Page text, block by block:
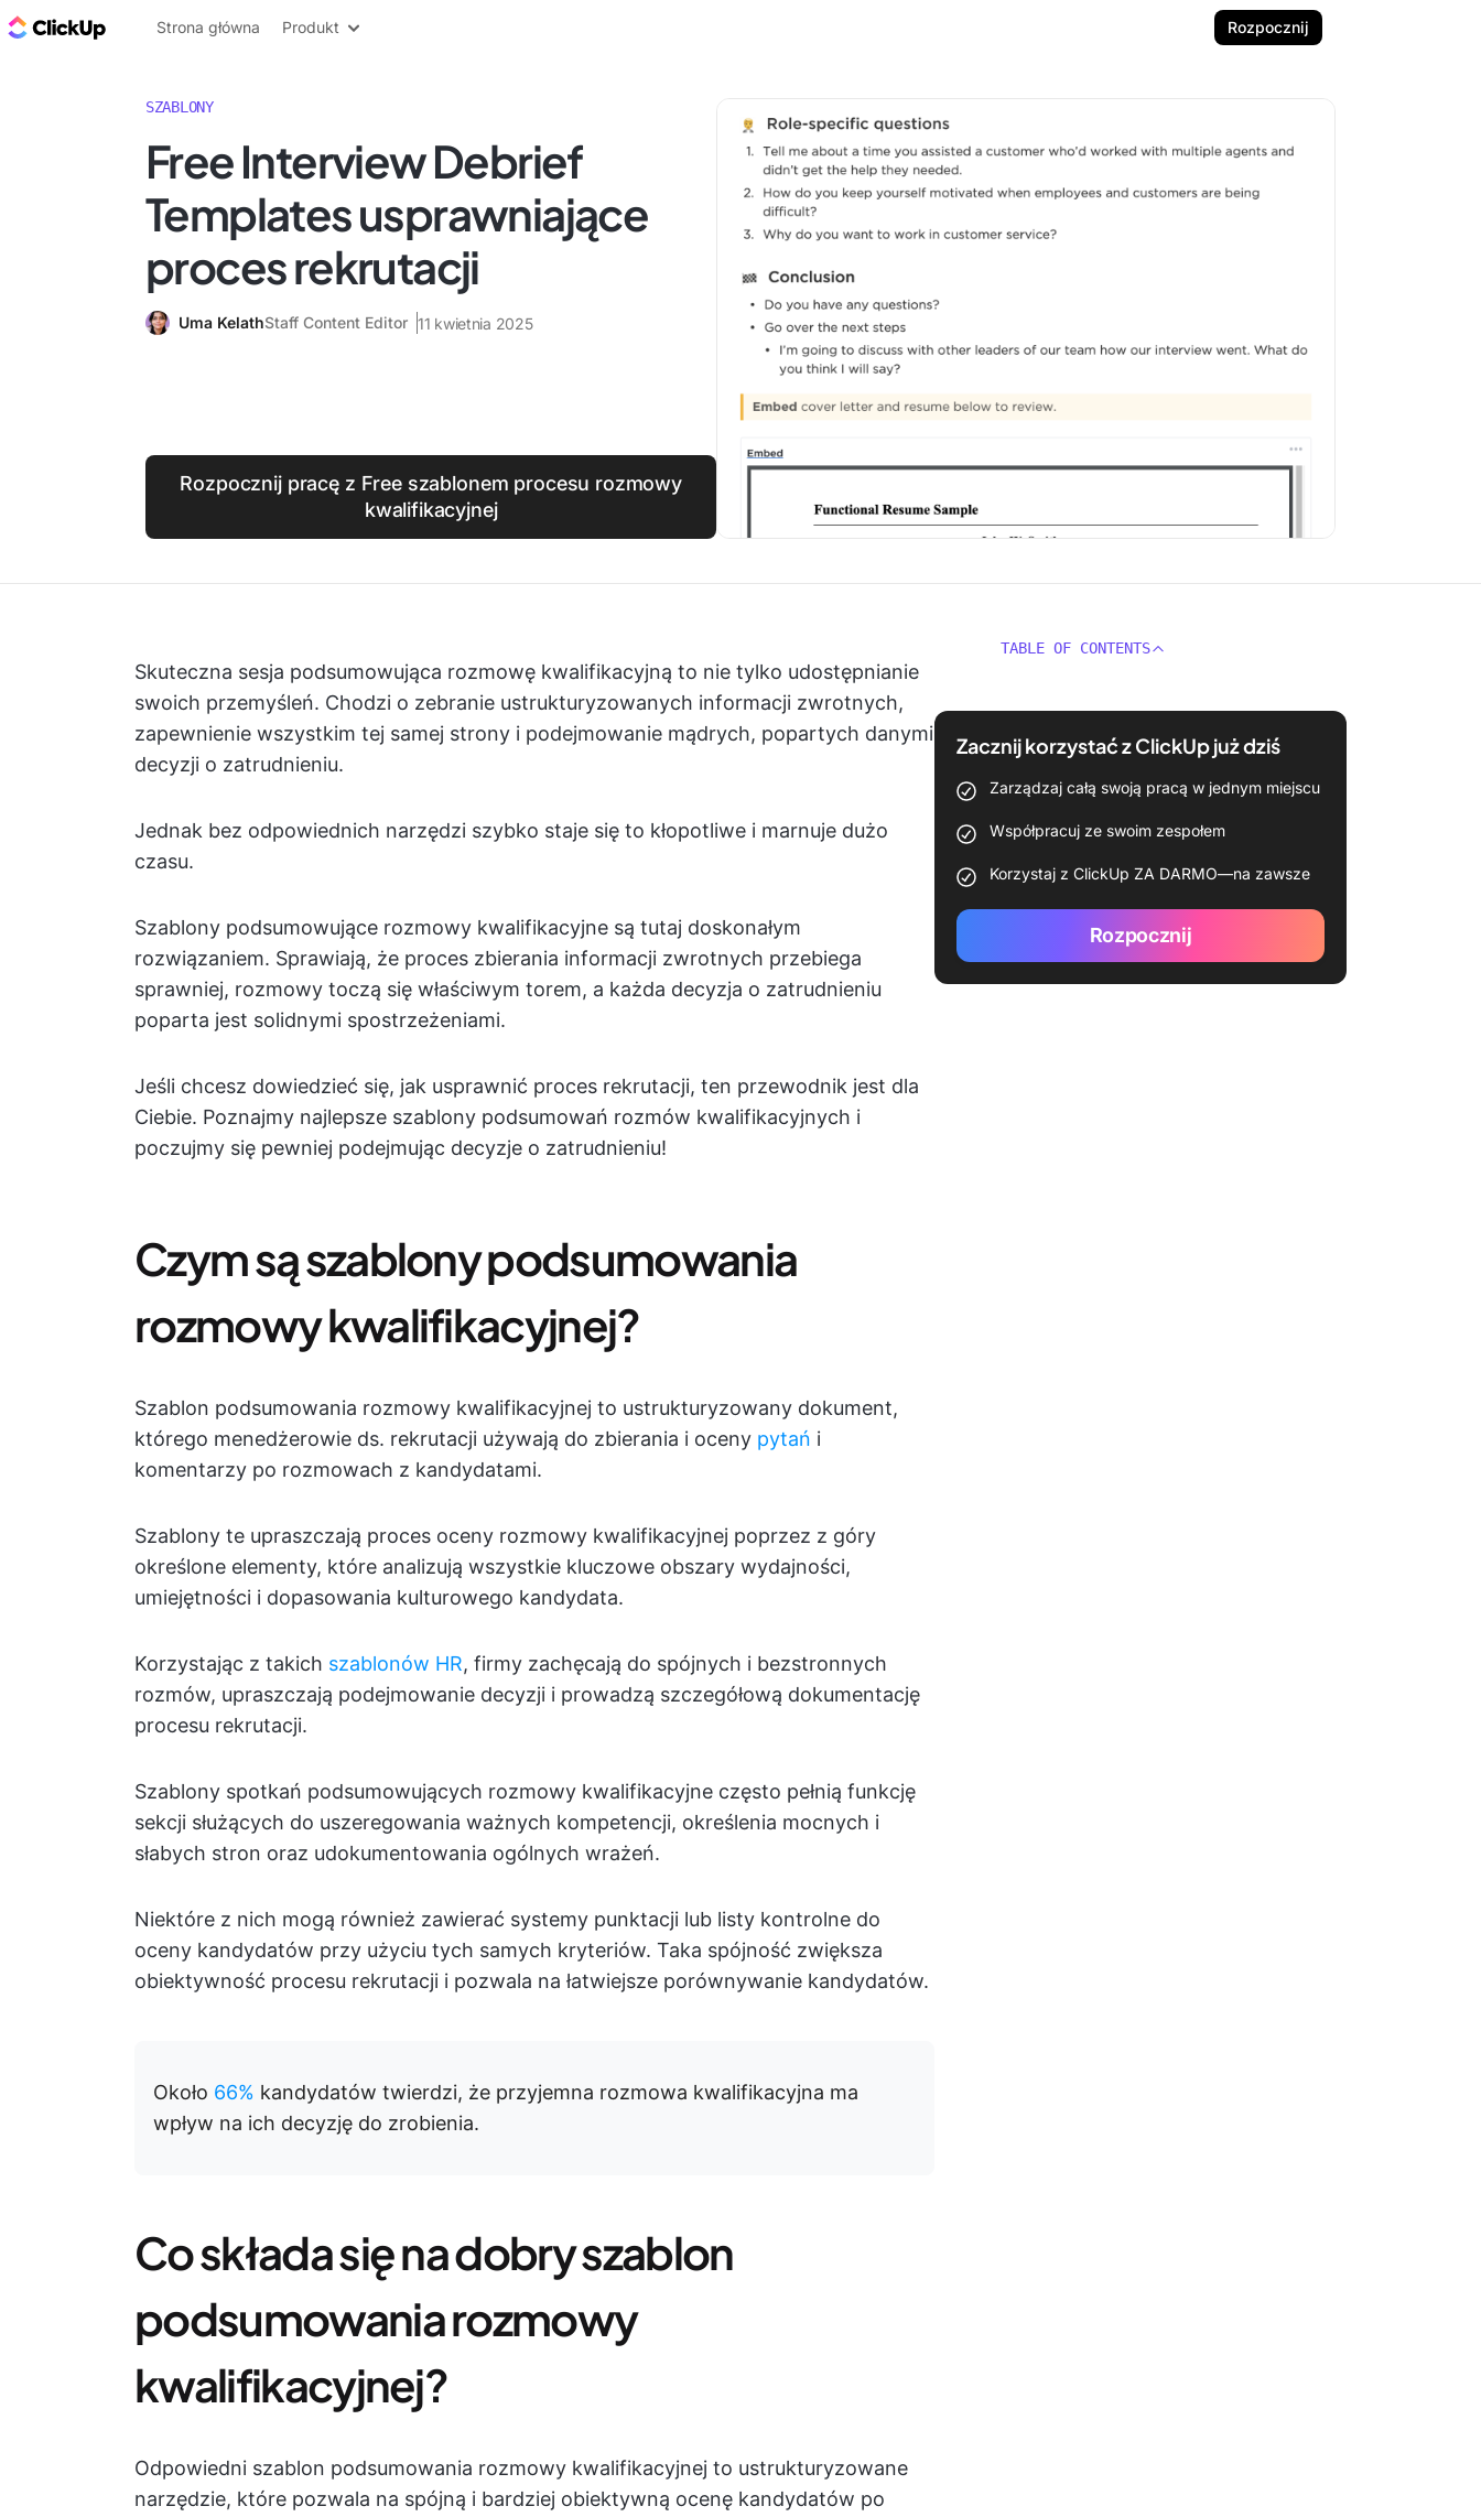
ClickUp Blog
Strona główna Produkt Rozpocznij
SZABLONY
Free Interview Debrief
Templates usprawniające
proces rekrutacji
Uma KelathStaff Content Editor 11 kwietnia 2025
Rozpocznij pracę z Free szablonem procesu rozmowy
kwalifikacyjnej
Skuteczna sesja podsumowująca rozmowę kwalifikacyjną to nie tylko udostępnianie
swoich przemyśleń. Chodzi o zebranie ustrukturyzowanych informacji zwrotnych,
zapewnienie wszystkim tej samej strony i podejmowanie mądrych, popartych danymi
decyzji o zatrudnieniu.
Jednak bez odpowiednich narzędzi szybko staje się to kłopotliwe i marnuje dużo
czasu.
Szablony podsumowujące rozmowy kwalifikacyjne są tutaj doskonałym
rozwiązaniem. Sprawiają, że proces zbierania informacji zwrotnych przebiega
sprawniej, rozmowy toczą się właściwym torem, a każda decyzja o zatrudnieniu
poparta jest solidnymi spostrzeżeniami.
Jeśli chcesz dowiedzieć się, jak usprawnić proces rekrutacji, ten przewodnik jest dla
Ciebie. Poznajmy najlepsze szablony podsumowań rozmów kwalifikacyjnych i
poczujmy się pewniej podejmując decyzje o zatrudnieniu!
Czym są szablony podsumowania
rozmowy kwalifikacyjnej?
Szablon podsumowania rozmowy kwalifikacyjnej to ustrukturyzowany dokument,
którego menedżerowie ds. rekrutacji używają do zbierania i oceny pytań i
komentarzy po rozmowach z kandydatami.
Szablony te upraszczają proces oceny rozmowy kwalifikacyjnej poprzez z góry
określone elementy, które analizują wszystkie kluczowe obszary wydajności,
umiejętności i dopasowania kulturowego kandydata.
Korzystając z takich szablonów HR, firmy zachęcają do spójnych i bezstronnych
rozmów, upraszczają podejmowanie decyzji i prowadzą szczegółową dokumentację
procesu rekrutacji.
Szablony spotkań podsumowujących rozmowy kwalifikacyjne często pełnią funkcję
sekcji służących do uszeregowania ważnych kompetencji, określenia mocnych i
słabych stron oraz udokumentowania ogólnych wrażeń.
Niektóre z nich mogą również zawierać systemy punktacji lub listy kontrolne do
oceny kandydatów przy użyciu tych samych kryteriów. Taka spójność zwiększa
obiektywność procesu rekrutacji i pozwala na łatwiejsze porównywanie kandydatów.
Około 66% kandydatów twierdzi, że przyjemna rozmowa kwalifikacyjna ma
wpływ na ich decyzję do zrobienia.
Co składa się na dobry szablon
podsumowania rozmowy
kwalifikacyjnej?
Odpowiedni szablon podsumowania rozmowy kwalifikacyjnej to ustrukturyzowane
narzędzie, które pozwala na spójną i bardziej obiektywną ocenę kandydatów po
TABLE OF CONTENTS
Zacznij korzystać z ClickUp już dziś
Zarządzaj całą swoją pracą w jednym miejscu
Współpracuj ze swoim zespołem
Korzystaj z ClickUp ZA DARMO—na zawsze
Rozpocznij